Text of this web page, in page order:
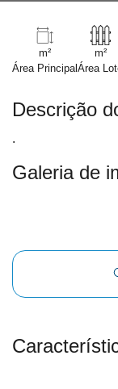
m²
Área Principal
m²
Área
Descrição
.
Galeria de